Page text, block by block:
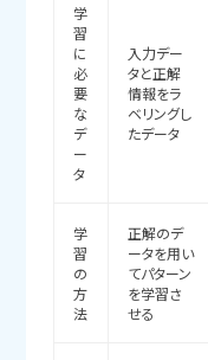
学
習
に
必
要
な
デ
ー
タ
入力デー
タと正解
情報をラ
ベリングし
たデータ
学
習
の
方
法
正解のデ
ータを用い
てパターン
を学習さ
せる